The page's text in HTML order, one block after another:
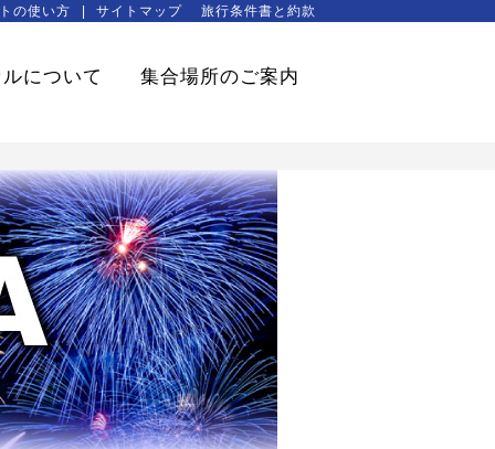
の使い方 サイトマップ 旅行条件書と約款
について 集合場所のご案内